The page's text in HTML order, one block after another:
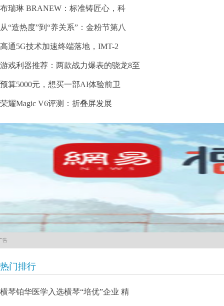
布瑞琳 BRANEW：标准铸匠心，科
从“造热度”到“养关系”：金粉节第八
高通5G技术加速终端落地，IMT-2
游戏利器推荐：两款战力爆表的骁龙8至
预算5000元，想买一部AI体验前卫
荣耀Magic V6评测：折叠屏发展
告
热门排行
横琴铂华医学入选横琴“培优”企业 精